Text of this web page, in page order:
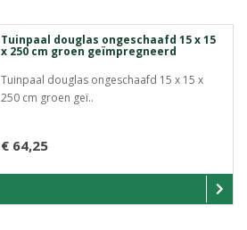
Tuinpaal douglas ongeschaafd 15 x 15
x 250 cm groen geïmpregneerd
Tuinpaal douglas ongeschaafd 15 x 15 x
250 cm groen geï..
€ 64,25